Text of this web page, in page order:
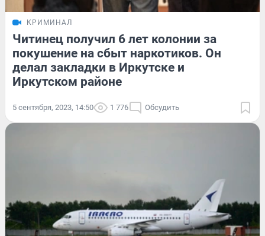
КРИМИНАЛ
Читинец получил 6 лет колонии за
покушение на сбыт наркотиков. Он
делал закладки в Иркутске и
Иркутском районе
5 сентября, 2023, 14:50 1 776 Обсудить